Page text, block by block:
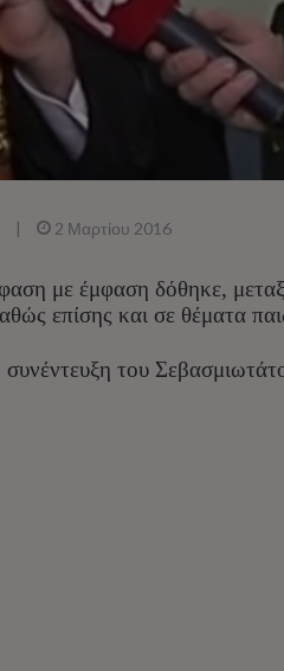
| 2 Μαρτίου 2016
με έμφαση δόθηκε,
επίσης και σε θέματα
του